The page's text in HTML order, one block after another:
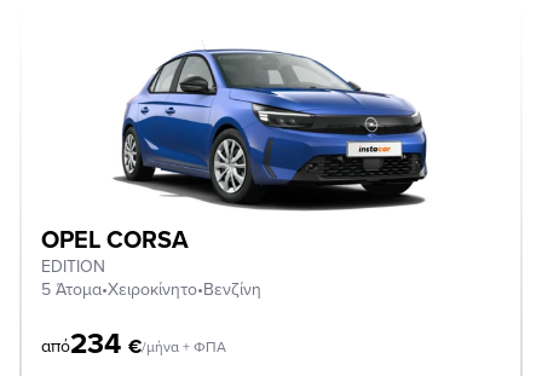
OPEL CORSA
EDITION
5 Άτομα•Χειροκίνητο•Βενζίνη
από234 €/μήνα + ΦΠΑ